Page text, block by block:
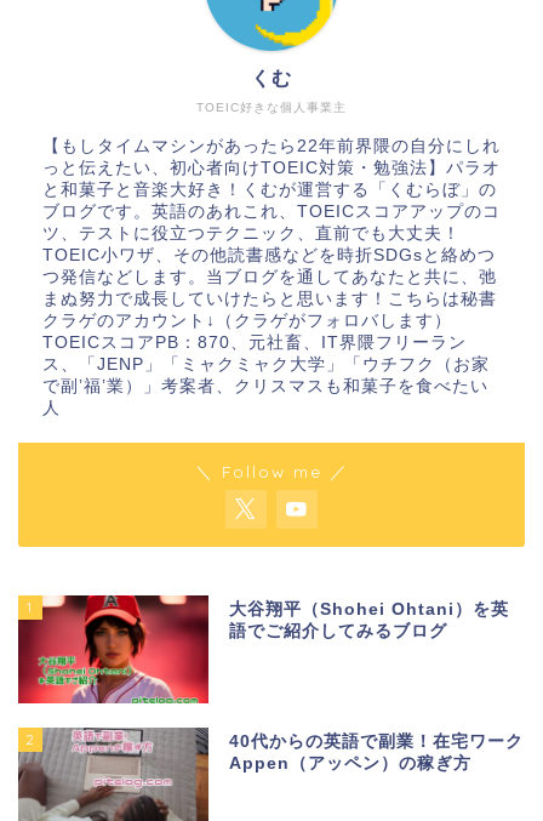
TOEIC好きな個人事業主
くむ
【もしタイムマシンがあったら22年前界隈の自分にしれ
っと伝えたい、初心者向けTOEIC対策・勉強法】パラオ
と和菓子と音楽大好き！くむが運営する「くむらぼ」の
ブログです。英語のあれこれ、TOEICスコアアップのコ
ツ、テストに役立つテクニック、直前でも大丈夫！
TOEIC小ワザ、その他読書感などを時折SDGsと絡めつ
つ発信などします。当ブログを通してあなたと共に、弛
まぬ努力で成長していけたらと思います！こちらは秘書
クラゲのアカウント↓（クラゲがフォロバします）
TOEICスコアPB：870、元社畜、IT界隈フリーラン
ス、「JENP」「ミャクミャク大学」「ウチフク（お家
で副’福’業）」考案者、クリスマスも和菓子を食べたい
人
＼ Follow me ／
1
大谷翔平（Shohei Ohtani）を英
語でご紹介してみるブログ
2
40代からの英語で副業！在宅ワーク
Appen（アッペン）の稼ぎ方